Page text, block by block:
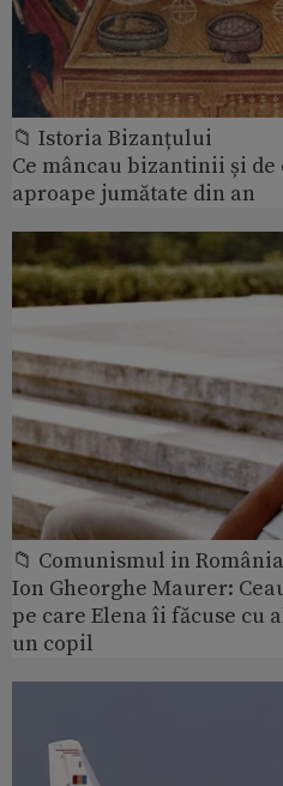
📁 Istoria Bizanțului
Ce mâncau bizantinii și
aproape jumătate din an
📁 Comunismul in România
Ion Gheorghe Maurer:
pe care Elena îi făcuse cu
un copil